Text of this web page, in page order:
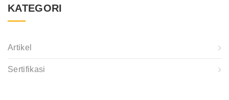
KATEGORI
Artikel
Sertifikasi